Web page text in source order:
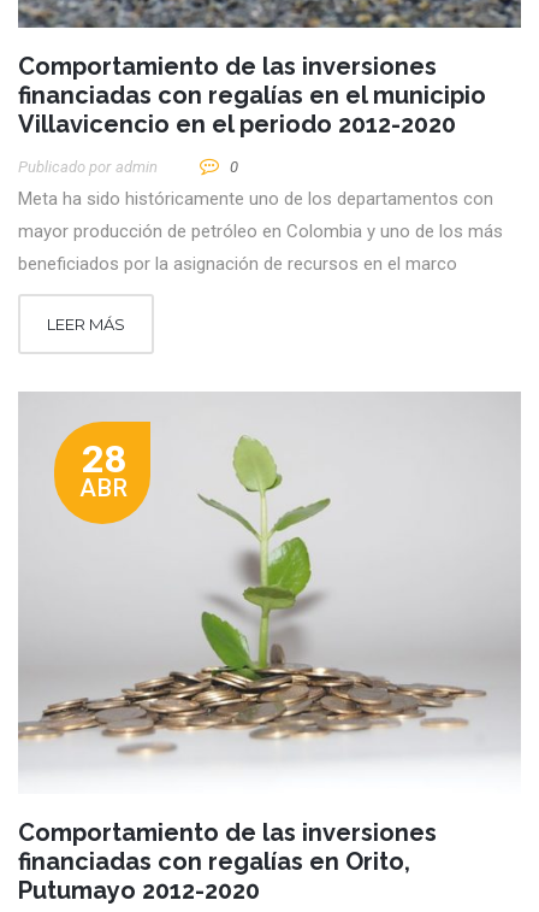
Comportamiento de las inversiones
financiadas con regalías en el municipio
Villavicencio en el periodo 2012-2020
Publicado por Admin 0
Meta ha sido históricamente uno de los departamentos con
mayor producción de petróleo en Colombia y uno de los más
beneficiados por la asignación de recursos en el marco
LEER MÁS
28
ABR
Comportamiento de las inversiones
financiadas con regalías en Orito,
Putumayo 2012-2020